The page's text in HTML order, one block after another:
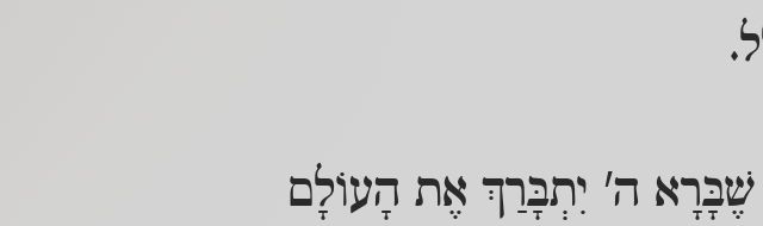
ה' יִתְבָּרַךְ אֶת הָעוֹלָם